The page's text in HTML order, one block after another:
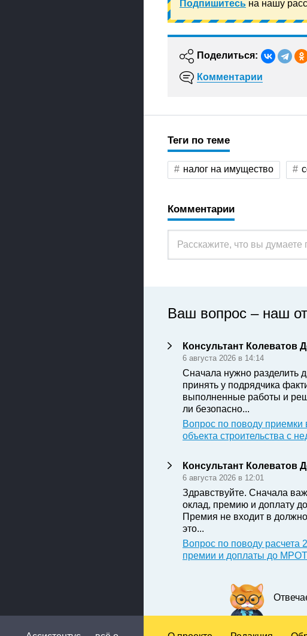
Подпишитесь на нашу
Поделиться:
Комментарии
Теги по теме
налог на имущество
Комментарии
Ваш вопрос – наш
Консультант Колеватов
6 августа 2026 в 14:14
Сначала нужно разделить
принять у подрядчика
выполненные работы и
ли безопасно...
Вопрос по поводу приемки
объекта строительства с
Консультант Колеватов
6 августа 2026 в 12:01
Здравствуйте. Сначала
оклад, премию и доплату
Премия не входит в
это...
Вопрос по поводу расчета
премии и доплаты до МРОТ